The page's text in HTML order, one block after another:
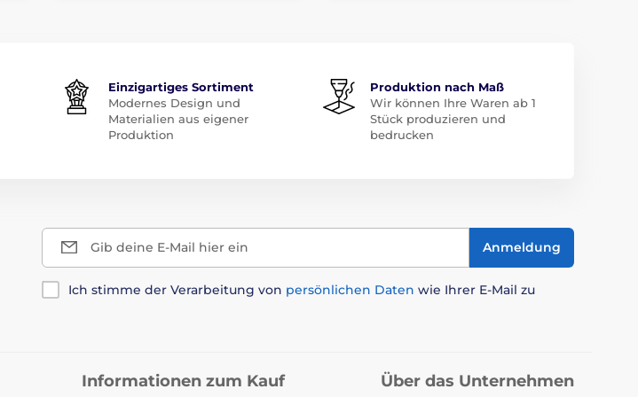
Einzigartiges Sortiment
Modernes Design und
Materialien aus eigener
Produktion
Produktion nach Maß
Wir können Ihre Waren ab 1
Stück produzieren und
bedrucken
Gib deine E-Mail hier ein Anmeldung
Ich stimme der Verarbeitung von persönlichen Daten wie Ihrer E-Mail zu
Informationen zum Kauf Über das Unternehmen